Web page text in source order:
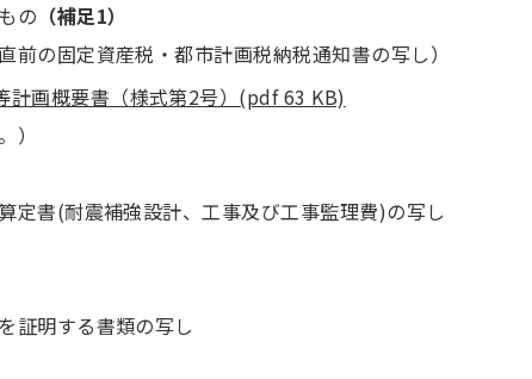
の （補足1）
の固定資産税・都市計画税納税通知書の写し）
計画概要書（様式第2号）(pdf 63 KB)
定書(耐震補強設計、工事及び工事監理費)の写し
証明する書類の写し